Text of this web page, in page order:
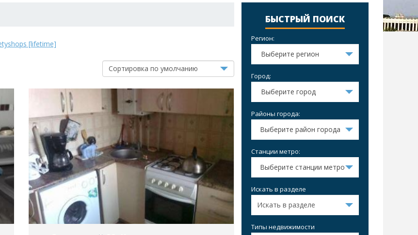
БЫСТРЫЙ ПОИСК
Регион:
Выберите регион
Город:
Выберите город
Районы города:
Выберите район города
Станции метро:
Выберите станции метро
Искать в разделе
Типы недвижимости